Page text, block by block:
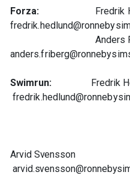
Forza:
Swimrun:
Arvid Svensson